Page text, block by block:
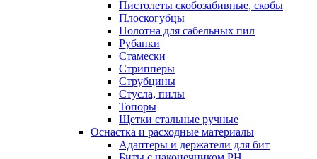
Пистолеты скобозабивные, скобы
Плоскогубцы
Полотна для сабельных пил
Рубанки
Стамески
Стрипперы
Струбцины
Стусла, пилы
Топоры
Щетки стальные ручные
Оснастка и расходные материалы
Адаптеры и держатели для бит